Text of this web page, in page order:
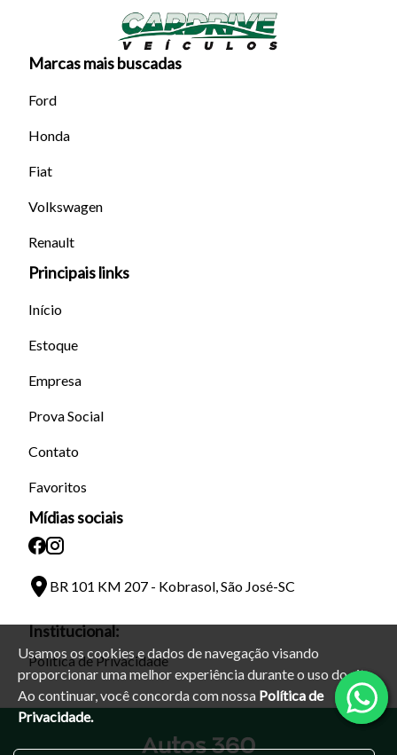
Usamos os cookies e dados de navegação visando
proporcionar uma melhor experiência durante o uso do site.
Ao continuar, você concorda com nossa Política de
Privacidade.
Marcas mais buscadas
Ford
Honda
Fiat
Volkswagen
Renault
Principais links
Início
Estoque
Empresa
Prova Social
Contato
Favoritos
Mídias sociais
BR 101 KM 207 - Kobrasol, São José-SC
Institucional:
Política de Privacidade